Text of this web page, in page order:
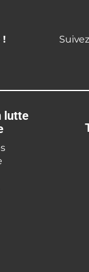
!
lutte